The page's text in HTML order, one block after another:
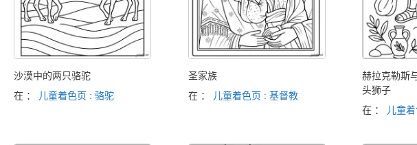
沙漠中的两只骆驼
在 ：
儿童着色页 : 骆驼
圣家族
在 ：
儿童着色页 : 基督教
赫拉克勒斯
头狮子
在 ：
儿童